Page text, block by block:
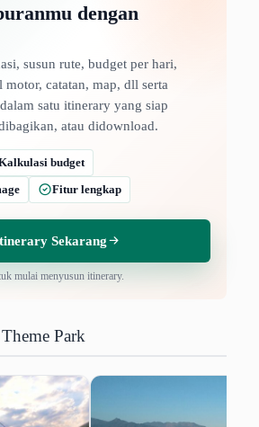
dengan
susun rute, budget per hari,
catatan, map, dll serta
satu itinerary yang siap
atau didownload.
budget
Fitur lengkap
Sekarang
mulai menyusun itinerary.
Park